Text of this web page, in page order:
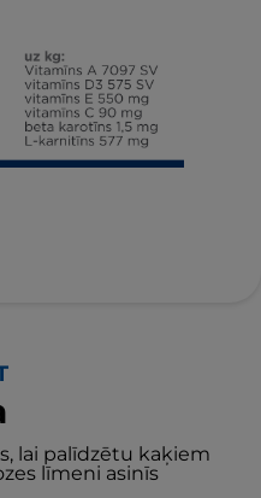
lai palīdzētu kaķiem
līmeni asinīs